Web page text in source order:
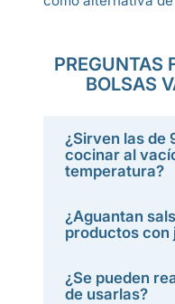
PREGUNTAS
BOLSAS
¿Sirven las de
cocinar al
temperatura?
¿Aguantan
productos con
¿Se pueden
de usarlas?